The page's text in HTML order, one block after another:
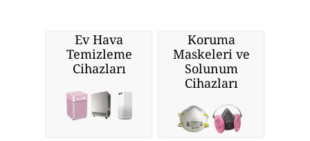
Ev Hava
Temizleme
Cihazları
Koruma
Maskeleri ve
Solunum
Cihazları